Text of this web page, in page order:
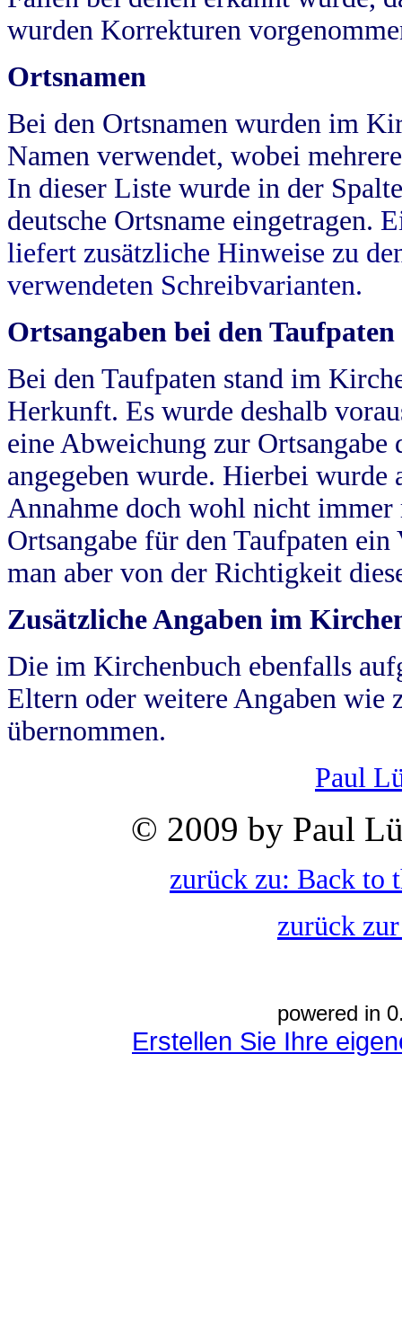
wurden Korrekturen
Ortsnamen
Bei den Ortsnamen wurden im
Namen verwendet, wobei
In dieser Liste wurde in der
deutsche Ortsname eingetragen.
liefert zusätzliche Hinweise zu
verwendeten Schreibvarianten.
Ortsangaben bei den Taufpaten
Bei den Taufpaten stand im
Herkunft. Es wurde deshalb
eine Abweichung zur
angegeben wurde. Hierbei wurde
Annahme doch wohl nicht
Ortsangabe für den Taufpaten
man aber von der Richtigkeit
Zusätzliche Angaben im
Die im Kirchenbuch ebenfalls
Eltern oder weitere Angaben wie
übernommen.
Paul
© 2009 by Paul
zurück zu: Back to
zurück
powered in
Erstellen Sie Ihre